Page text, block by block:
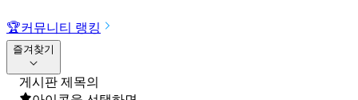
🏆커뮤니티 랭킹
즐겨찾기
게시판 제목의